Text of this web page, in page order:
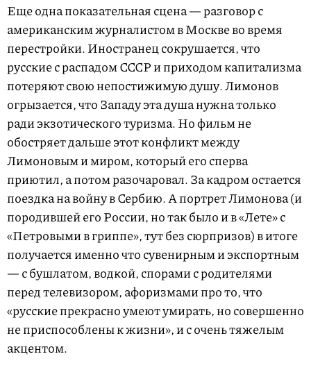
Еще одна показательная сцена — разговор с
американским журналистом в Москве во время
перестройки. Иностранец сокрушается, что
русские с распадом СССР и приходом капитализма
потеряют свою непостижимую душу. Лимонов
огрызается, что Западу эта душа нужна только
ради экзотического туризма. Но фильм не
обостряет дальше этот конфликт между
Лимоновым и миром, который его сперва
приютил, а потом разочаровал. За кадром остается
поездка на войну в Сербию. А портрет Лимонова (и
породившей его России, но так было и в «Лете» с
«Петровыми в гриппе», тут без сюрпризов) в итоге
получается именно что сувенирным и экспортным
— с бушлатом, водкой, спорами с родителями
перед телевизором, афоризмами про то, что
«русские прекрасно умеют умирать, но совершенно
не приспособлены к жизни», и с очень тяжелым
акцентом.